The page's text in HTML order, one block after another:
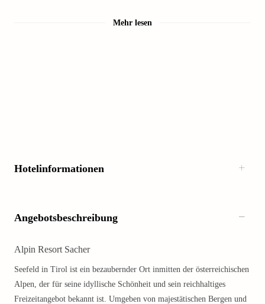
Mehr lesen
Hotelinformationen
Angebotsbeschreibung
Alpin Resort Sacher
Seefeld in Tirol ist ein bezaubernder Ort inmitten der österreichischen
Alpen, der für seine idyllische Schönheit und sein reichhaltiges
Freizeitangebot bekannt ist. Umgeben von majestätischen Bergen und